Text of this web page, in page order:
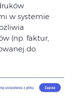
w systemie
(np. faktur,
do